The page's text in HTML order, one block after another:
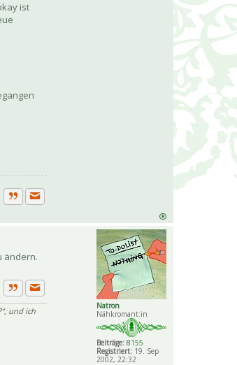
ist
ZitatPrivate Nachricht senden
Natron
Nähkromant:in
Beiträge: 8155
Registriert: 19. Sep
2002, 22:32
ändern.
ZitatPrivate Nachricht senden
und ich